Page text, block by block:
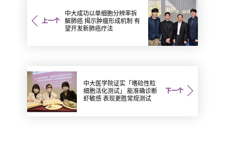
上一个
中大成功以单细胞分辨率拆
解肺癌 揭示肿瘤形成机制 有
望开发新肺癌疗法
下一个
中大医学院证实「嗜硷性粒
细胞活化测试」 能准确诊断
虾敏感 表现更胜常规测试